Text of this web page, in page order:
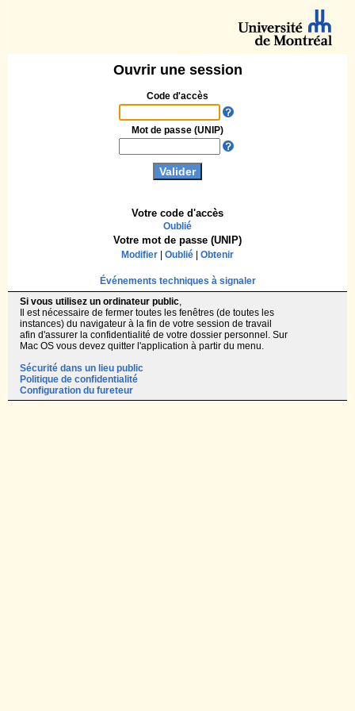
Ouvrir une session
Code d'accès
Votre code d'accès
Oublié
Mot de passe (UNIP)
Votre mot de passe (UNIP)
Modifier Oublié Obtenir
Événements techniques à signaler
Si vous utilisez un ordinateur public,
Il est nécessaire de fermer toutes les fenêtres (de toutes les
instances) du navigateur à la fin de votre session de travail
afin d'assurer la confidentialité de votre dossier personnel. Sur
Mac OS vous devez quitter l'application à partir du menu.
Sécurité dans un lieu public
Politique de confidentialité
Configuration du fureteur